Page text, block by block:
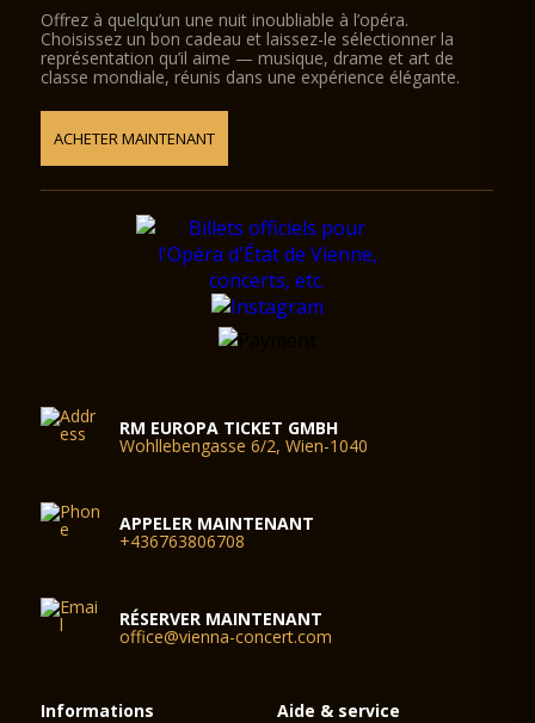
Offrez à quelqu’un une nuit inoubliable à l’opéra.
Choisissez un bon cadeau et laissez-le sélectionner la
représentation qu’il aime — musique, drame et art de
classe mondiale, réunis dans une expérience élégante.
ACHETER MAINTENANT
RM EUROPA TICKET GMBH
Wohllebengasse 6/2, Wien-1040
APPELER MAINTENANT
+436763806708
RÉSERVER MAINTENANT
office@vienna-concert.com
Informations Aide & service